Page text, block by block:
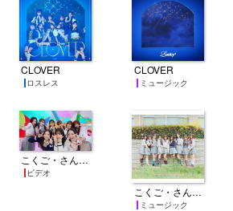
CLOVER
ロスレス
CLOVER
ミュージック
こくご・さんすう・りか・恋愛！
ビデオ
こくご・さんすう・りか・恋愛！
ミュージック